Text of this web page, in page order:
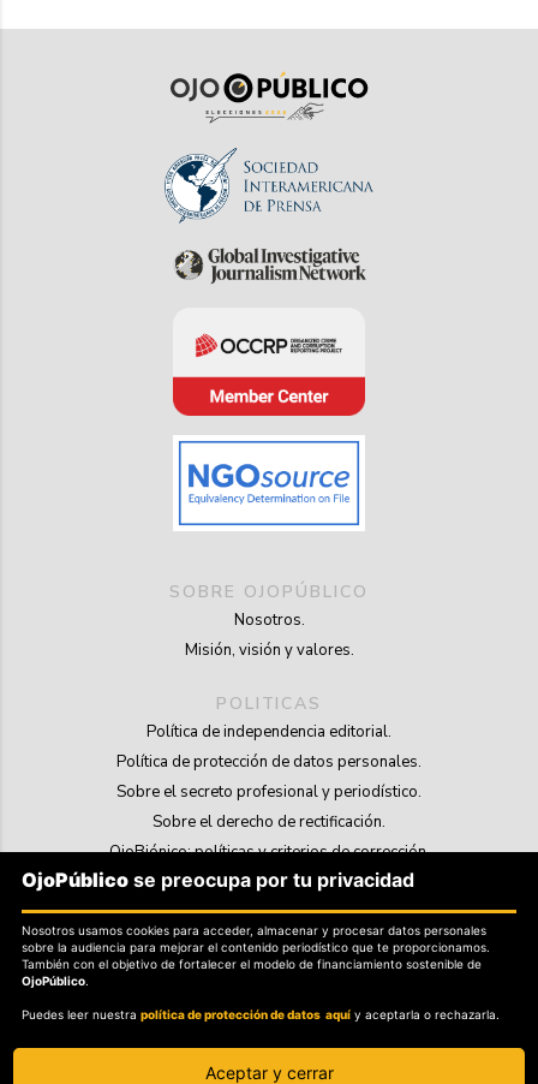
SOBRE OJOPÚBLICO
Nosotros.
Misión, visión y valores.
POLITICAS
Política de independencia editorial.
Política de protección de datos personales.
Sobre el secreto profesional y periodístico.
Sobre el derecho de rectificación.
OjoBiónico: políticas y criterios de corrección.
Sobre libertad de información frente a pedidos de retiro de contenidos.
SOSTENIBILIDAD
La Tienda de OjoPúblico.
OjoLab.
OjoPúblico se preocupa por tu privacidad
Nosotros usamos cookies para acceder, almacenar y procesar datos personales
sobre la audiencia para mejorar el contenido periodístico que te proporcionamos.
También con el objetivo de fortalecer el modelo de financiamiento sostenible de
OjoPúblico.
Puedes leer nuestrapolítica de protección de datos aquí y aceptarla o rechazarla.
Aceptar y cerrar